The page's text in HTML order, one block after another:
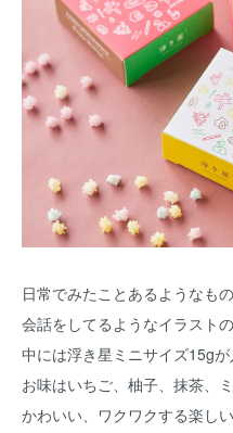
日常でみたことあるようなも
会話をしてるようなイラスト
中には浮き星ミニサイズ15gが
お味はいちご、柚子、抹茶、
かわいい、ワクワクする楽し